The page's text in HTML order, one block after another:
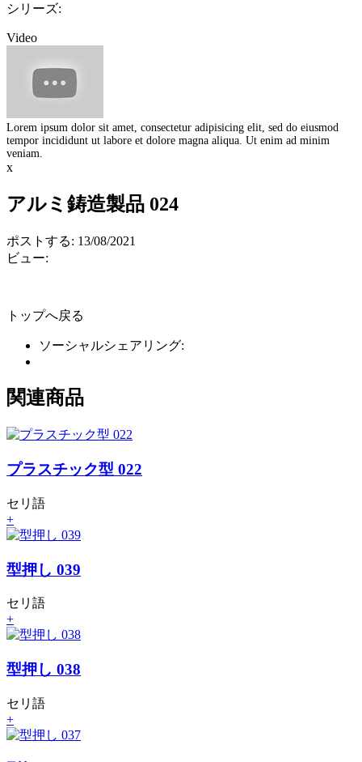
シリーズ:
Video
Lorem ipsum dolor sit amet, consectetur adipisicing elit, sed do eiusmod
tempor incididunt ut labore et dolore magna aliqua. Ut enim ad minim
veniam.
x
アルミ鋳造製品 024
ポストする: 13/08/2021
ビュー:
トップへ戻る
ソーシャルシェアリング:
関連商品
プラスチック型 022
セリ語
+
型押し 039
セリ語
+
型押し 038
セリ語
+